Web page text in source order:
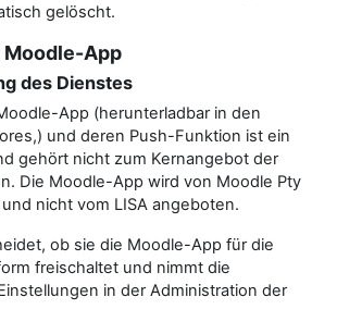
gelöscht.
Moodle-App
des Dienstes
App (herunterladbar in den
und deren Push-Funktion ist ein
gehört nicht zum Kernangebot der
Die Moodle-App wird von Moodle Pty
nicht vom LISA angeboten.
ob sie die Moodle-App für die
freischaltet und nimmt die
in der Administration der